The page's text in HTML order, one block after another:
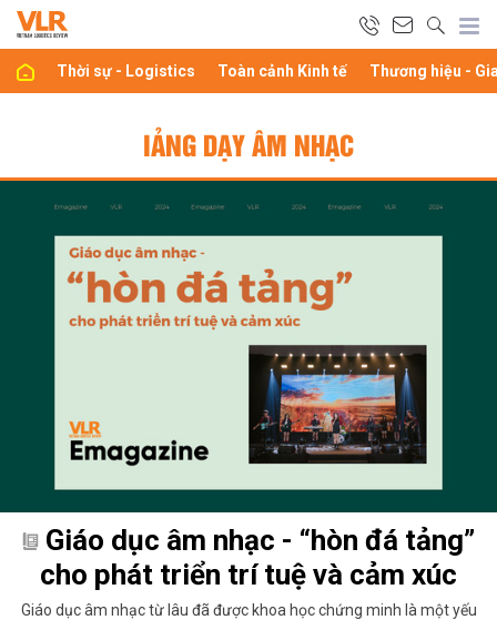
Thời sự - Logistics Toàn cảnh Kinh tế Thương hiệu -
IẢNG DẠY ÂM NHẠC
Giáo dục âm nhạc - “hòn đá tảng”
cho phát triển trí tuệ và cảm xúc
Giáo dục âm nhạc từ lâu đã được khoa học chứng minh là một yếu